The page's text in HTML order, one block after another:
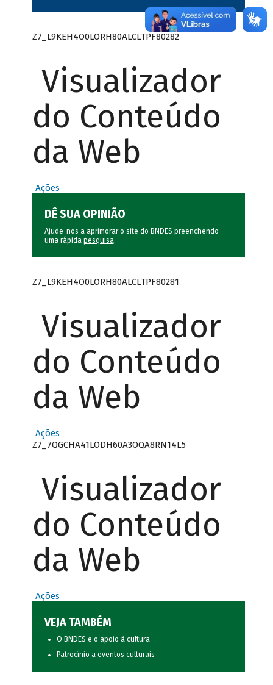
Z7_L9KEH4O0LORH80ALCLTPF80282
Visualizador
do Conteúdo
da Web
Ações
DÊ SUA OPINIÃO
Ajude-nos a aprimorar o site do BNDES preenchendo
uma rápida pesquisa.
Z7_L9KEH4O0LORH80ALCLTPF80281
Visualizador
do Conteúdo
da Web
Ações
Z7_7QGCHA41LODH60A3OQA8RN14L5
Visualizador
do Conteúdo
da Web
Ações
VEJA TAMBÉM
O BNDES e o apoio à cultura
Patrocínio a eventos culturais